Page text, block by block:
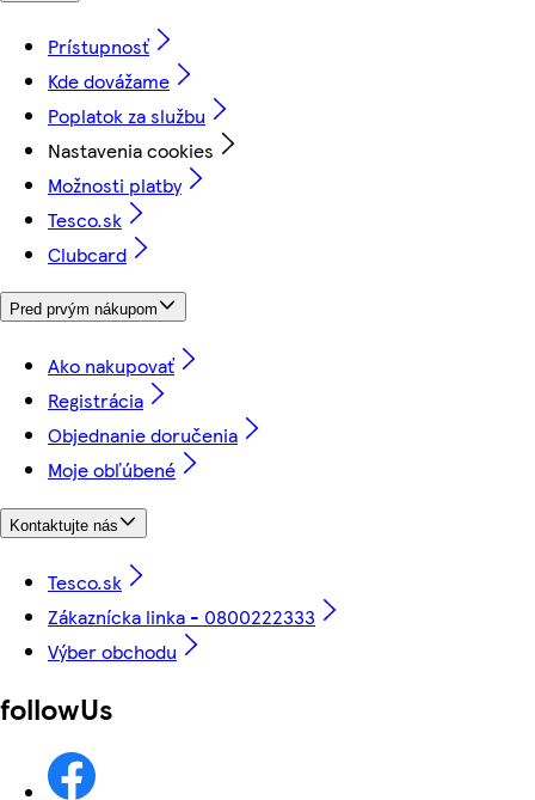
Prístupnosť
Kde dovážame
Poplatok za službu
Nastavenia cookies
Možnosti platby
Tesco.sk
Clubcard
Pred prvým nákupom
Ako nakupovať
Registrácia
Objednanie doručenia
Moje obľúbené
Kontaktujte nás
Tesco.sk
Zákaznícka linka - 0800222333
Výber obchodu
followUs